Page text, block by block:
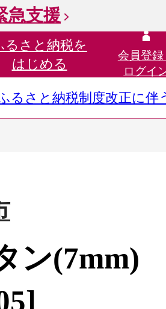
急支援
るさと納税を
はじめる
会員登録
ログイ
ふるさと納税制度改正に
ン(7mm)